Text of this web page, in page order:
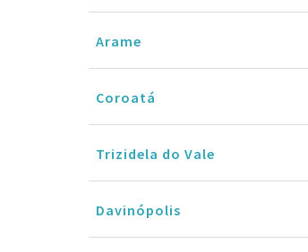
Arame
Coroatá
Trizidela do Vale
Davinópolis